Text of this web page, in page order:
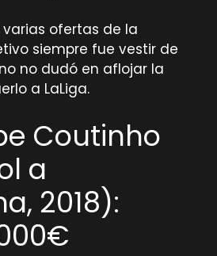
varias ofertas de la
siempre fue vestir de
no dudó en aflojar la
a LaLiga.
Coutinho
a
​​2018):